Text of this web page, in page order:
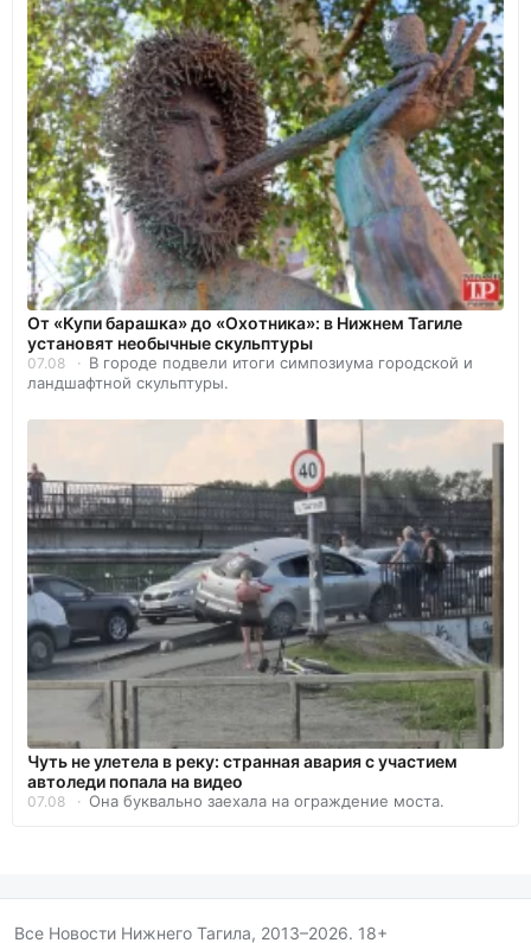
От «Купи барашка» до «Охотника»: в Нижнем Тагиле
установят необычные скульптуры
07.08
В городе подвели итоги симпозиума городской и
ландшафтной скульптуры.
Чуть не улетела в реку: странная авария с участием
автоледи попала на видео
07.08 Она буквально заехала на ограждение моста.
Все Новости Нижнего Тагила, 2013–2026. 18+